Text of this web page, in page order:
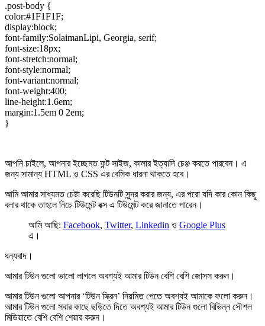
.post-body {
color:#1F1F1F;
display:block;
font-family:SolaimanLipi, Georgia, serif;
font-size:18px;
font-stretch:normal;
font-style:normal;
font-variant:normal;
font-weight:400;
line-height:1.6em;
margin:1.5em 0 2em;
}
আপনি চাইলে, আপনার ইচ্ছেমত ফন্ট সাইজ, কালার ইত্যাদি চেঞ্জ করতে পারবেন। এ
জন্য সামান্য HTML ও CSS এর বেসিক ধারনা থাকতে হবে।
আমি আমার সাধ্যমত চেষ্টা করেছি টিউনটি সুন্দর করার জন্য, এর পরো যদি কার কোন কিছু
বলার থাকে তাহলে নিচে টিউমেন্ট বক্স এ টিউমেন্ট করে জানাতে পারেন।
আমি আছি: Facebook, Twitter, Linkedin ও Google Plus
এ।
ধন্যবাদ।
আমার টিউন গুলো ভালো লাগলে অবশ্যই আমার টিউন বেশি বেশিজোসস করুন।
আমার টিউন গুলো আপনার ‘টিউন স্ক্রিন’ নিয়মিত পেতে অবশ্যই আমাকে ফলো করুন।
আমার টিউন গুলো সবার কাছে ছড়িতে দিতে অবশ্যই আমার টিউন গুলো বিভিন্ন সৌশল
মিডিয়াতে বেশি বেশিশেয়ার করুন।